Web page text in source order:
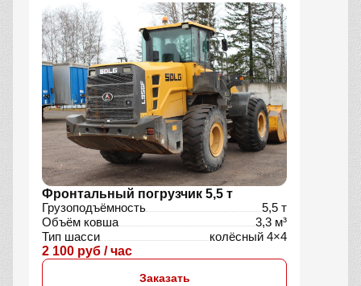
Фронтальный погрузчик 5,5 т
Грузоподъёмность
5,5 т
Объём ковша
3,3 м³
Тип шасси
колёсный 4×4
2 100 руб / час
Заказать